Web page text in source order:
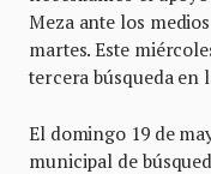
Meza ante los
martes. Este
tercera búsqueda en
El domingo 19 de
municipal de